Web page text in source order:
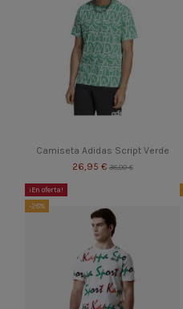
Camiseta Adidas Script Verde
26,95 € 38,00 €
¡En oferta!
-28%